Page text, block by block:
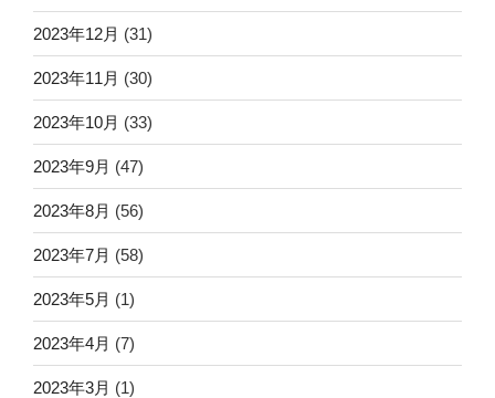
2023年12月 (31)
2023年11月 (30)
2023年10月 (33)
2023年9月 (47)
2023年8月 (56)
2023年7月 (58)
2023年5月 (1)
2023年4月 (7)
2023年3月 (1)